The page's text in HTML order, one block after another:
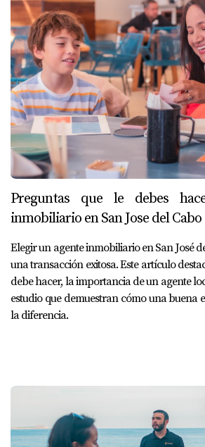
Preguntas que le debes
inmobiliario en San Jose del Cabo
Elegir un agente inmobiliario en San José
una transacción exitosa. Este artículo
debe hacer, la importancia de un agente
estudio que demuestran cómo una buena
la diferencia.